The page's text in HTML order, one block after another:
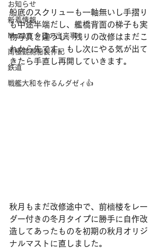
お知らせ
新着情報
Mock!! 今日の出来事
南極観測船製作記
鉄道
戦艦大和を作るんダゼィ👍
船底のスクリューも一軸無いし手摺り
も中途半端だし、艦橋背面の梯子も実
物写真と違うし、残りの改修はまだこ
れから先です。もし次にやる気が出て
きたら手直し再開していきます。
秋月もまだ改修途中で、前檣楼をレー
ダー付きの冬月タイプに勝手に自作改
造してあったものを初期の秋月オリジ
ナルマストに直しました。